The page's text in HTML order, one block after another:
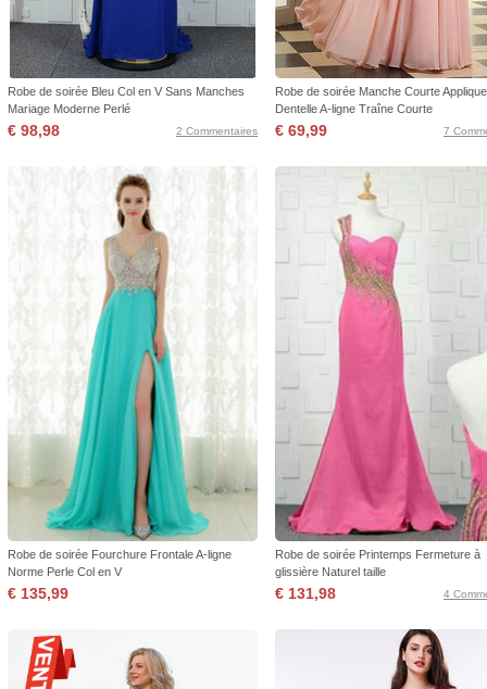
Robe de soirée Bleu Col en V Sans Manches
Mariage Moderne Perlé
€ 98,98 2 Commentaires
Robe de soirée Manche Courte
Dentelle A-ligne Traîne Courte
€ 69,99 7
Robe de soirée Fourchure Frontale A-ligne
Norme Perle Col en V
€ 135,99
Robe de soirée Printemps Fermeture à
glissière Naturel taille
€ 131,98 4